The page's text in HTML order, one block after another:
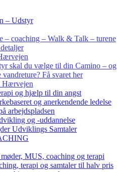
– Udstyr
– coaching – Walk & Talk – turene
skal du vælge til din Camino – og
vandreture? Få svaret her
Hærvejen
og hjælp til din angst
og anerkendende ledelse
arbejdspladsen
og -uddannelse
Udviklings Samtaler
MUS, coaching og terapi
terapi og samtaler til halv pris